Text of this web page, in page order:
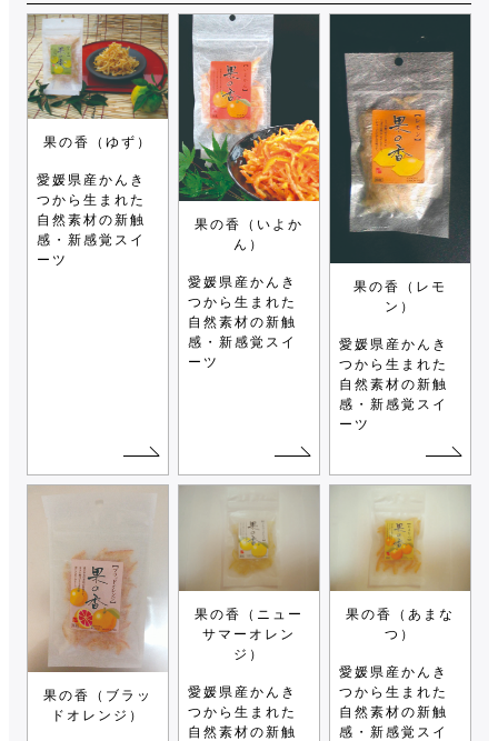
果の香（ゆず）
愛媛県産かんき
つから生まれた
自然素材の新触
感・新感覚スイ
ーツ
果の香（いよか
ん）
愛媛県産かんき
つから生まれた
自然素材の新触
感・新感覚スイ
ーツ
果の香（レモ
ン）
愛媛県産かんき
つから生まれた
自然素材の新触
感・新感覚スイ
ーツ
果の香（ブラッ
ドオレンジ）
果の香（ニュー
サマーオレン
ジ）
愛媛県産かんき
つから生まれた
自然素材の新触
果の香（あまな
つ）
愛媛県産かんき
つから生まれた
自然素材の新触
感・新感覚スイ